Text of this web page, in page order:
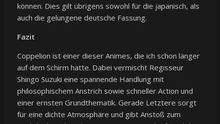
können. Dies gilt übrigens sowohl für die japanisch, als
auch die gelungene deutsche Fassung.
Fazit
Coppelion ist einer dieser Animes, die ich schon länger
auf dem Schirm hatte. Dabei vermischt Regisseur
Shingo Suzuki eine spannende Handlung mit
philosophischem Anstrich sowie schneller Action und
einer ernsten Grundthematik. Gerade Letztere sorgt
für eine dichte Atmosphäre und gibt Anstoß zum